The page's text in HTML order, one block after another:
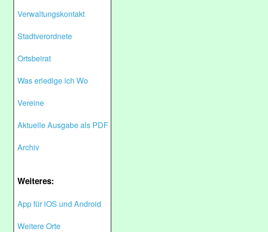
Verwaltungskontakt
Stadtverordnete
Ortsbeirat
Was erledige ich Wo
Vereine
Aktuelle Ausgabe als PDF
Archiv
Weiteres:
App für iOS und Android
Weitere Orte